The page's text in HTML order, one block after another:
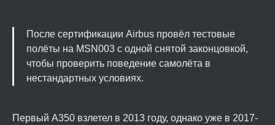
После сертификации Airbus провёл тестовые
полёты на MSN003 с одной снятой законцовкой,
чтобы проверить поведение самолёта в
нестандартных условиях.
Первый A350 взлетел в 2013 году, однако уже в 2017-